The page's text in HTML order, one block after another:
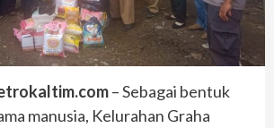
– Sebagai bentuk
manusia, Kelurahan Graha